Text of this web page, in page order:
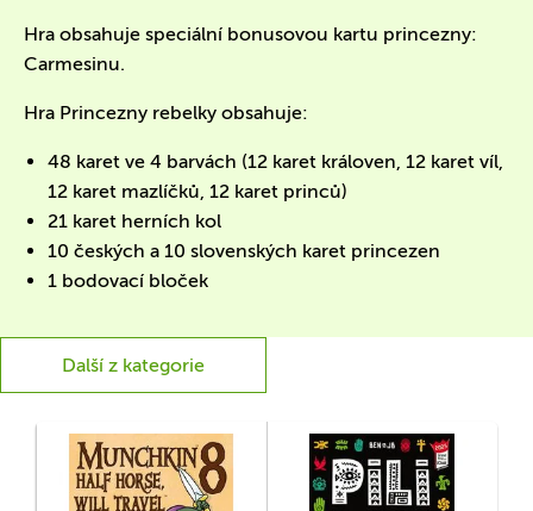
Hra obsahuje speciální bonusovou kartu princezny:
Carmesinu.
Hra Princezny rebelky obsahuje:
48 karet ve 4 barvách (12 karet královen, 12 karet víl,
12 karet mazlíčků, 12 karet princů)
21 karet herních kol
10 českých a 10 slovenských karet princezen
1 bodovací bloček
Další z kategorie